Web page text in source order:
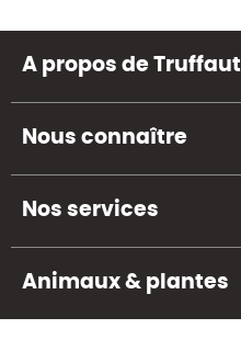
A propos de Truffaut
Nous connaître
Nos services
Animaux & plantes